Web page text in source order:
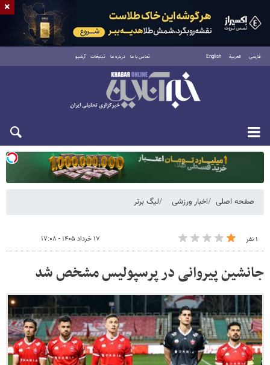
فارسی العربية English تماس با ما درباره ما تبلیغات آرشیو
یکشنبه ۱۸ مرداد ۱۴۰۵
صفحه اصلی اخبار ورزشی لیگ برتر
۱ نفر ۱۷ خرداد ۱۴۰۵ - ۱۷:۰۸
جانشین پیروانی در پرسپولیس مشخص شد
×